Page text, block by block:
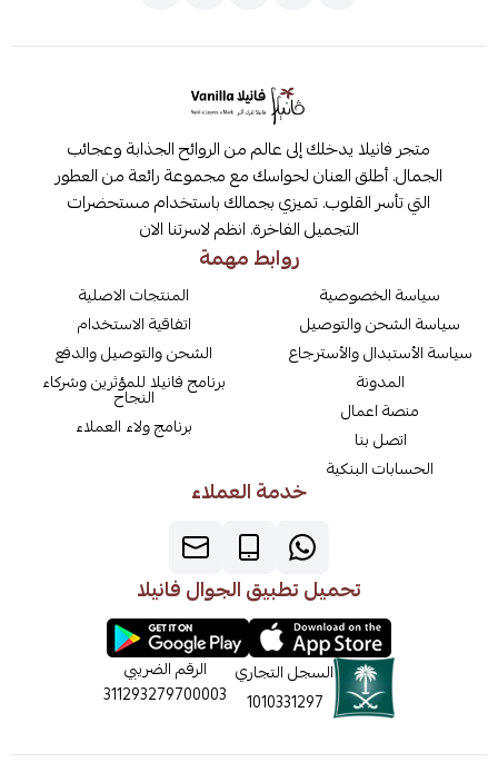
متجر فانيلا يدخلك إلى عالم من الروائح الجذابة وعجائب
الجمال. أطلق العنان لحواسك مع مجموعة رائعة من العطور
التي تأسر القلوب. تميزي بجمالك باستخدام مستحضرات
التجميل الفاخرة. انظم لاسرتنا الان
روابط مهمة
سياسة الخصوصية
سياسة الشحن والتوصيل
سياسة الأستبدال والأسترجاع
المدونة
منصة اعمال
اتصل بنا
الحسابات البنكية
المنتجات الاصلية
اتفاقية الاستخدام
الشحن والتوصيل والدفع
برنامج فانيلا للمؤثرين وشركاء
النجاح
برنامج ولاء العملاء
خدمة العملاء
تحميل تطبيق الجوال فانيلا
السجل التجاري
1010331297
الرقم الضريبي
311293279700003